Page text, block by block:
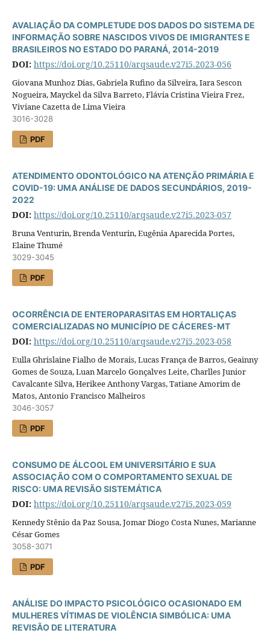
AVALIAÇÃO DA COMPLETUDE DOS DADOS DO SISTEMA DE
INFORMAÇÃO SOBRE NASCIDOS VIVOS DE IMIGRANTES E
BRASILEIROS NO ESTADO DO PARANÁ, 2014-2019
DOI: https://doi.org/10.25110/arqsaude.v27i5.2023-056
Giovana Munhoz Dias, Gabriela Rufino da Silveira, Iara Sescon
Nogueira, Mayckel da Silva Barreto, Flávia Cristina Vieira Frez,
Viviane Cazetta de Lima Vieira
3016-3028
PDF
ATENDIMENTO ODONTOLÓGICO NA ATENÇÃO PRIMÁRIA E
COVID-19: UMA ANÁLISE DE DADOS SECUNDÁRIOS, 2019-
2022
DOI: https://doi.org/10.25110/arqsaude.v27i5.2023-057
Bruna Venturin, Brenda Venturin, Eugênia Aparecida Portes,
Elaine Thumé
3029-3045
PDF
OCORRÊNCIA DE ENTEROPARASITAS EM HORTALIÇAS
COMERCIALIZADAS NO MUNICÍPIO DE CÁCERES-MT
DOI: https://doi.org/10.25110/arqsaude.v27i5.2023-058
Eulla Ghrislaine Fialho de Morais, Lucas França de Barros, Geainny
Gomes de Souza, Luan Marcelo Gonçalves Leite, Charlles Junior
Cavalcante Silva, Herikee Anthony Vargas, Tatiane Amorim de
Matos, Antonio Francisco Malheiros
3046-3057
PDF
CONSUMO DE ÁLCOOL EM UNIVERSITÁRIO E SUA
ASSOCIAÇÃO COM O COMPORTAMENTO SEXUAL DE
RISCO: UMA REVISÃO SISTEMÁTICA
DOI: https://doi.org/10.25110/arqsaude.v27i5.2023-059
Kennedy Stênio da Paz Sousa, Jomar Diogo Costa Nunes, Marianne
César Gomes
3058-3071
PDF
ANÁLISE DO IMPACTO PSICOLÓGICO OCASIONADO EM
MULHERES VÍTIMAS DE VIOLÊNCIA SIMBÓLICA: UMA
REVISÃO DE LITERATURA